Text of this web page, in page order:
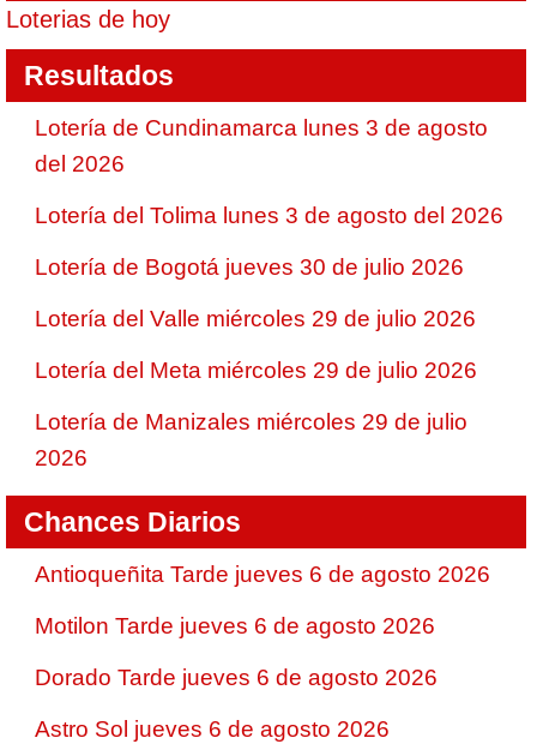
Loterias de hoy
Resultados
Lotería de Cundinamarca lunes 3 de agosto
del 2026
Lotería del Tolima lunes 3 de agosto del 2026
Lotería de Bogotá jueves 30 de julio 2026
Lotería del Valle miércoles 29 de julio 2026
Lotería del Meta miércoles 29 de julio 2026
Lotería de Manizales miércoles 29 de julio
2026
Chances Diarios
Antioqueñita Tarde jueves 6 de agosto 2026
Motilon Tarde jueves 6 de agosto 2026
Dorado Tarde jueves 6 de agosto 2026
Astro Sol jueves 6 de agosto 2026